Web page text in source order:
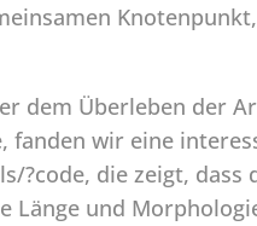
dem Überleben der
fanden wir eine
?code, die zeigt, dass
Länge und